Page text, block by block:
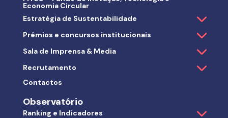
Economia Circular
Estratégia de Sustentabilidade
Prémios e concursos institucionais
Sala de Imprensa & Media
Recrutamento
Contactos
Observatório
Ranking e Indicadores